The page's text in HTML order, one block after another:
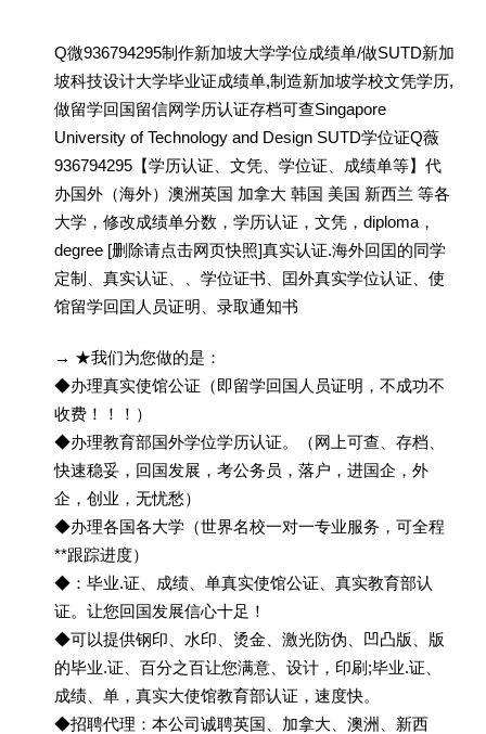
Q微936794295制作新加坡大学学位成绩单/做SUTD新加
坡科技设计大学毕业证成绩单,制造新加坡学校文凭学历,
做留学回国留信网学历认证存档可查Singapore
University of Technology and Design SUTD学位证Q薇
936794295【学历认证、文凭、学位证、成绩单等】代
办国外（海外）澳洲英国 加拿大 韩国 美国 新西兰 等各
大学，修改成绩单分数，学历认证，文凭，diploma，
degree [删除请点击网页快照]真实认证.海外回囯的同学
定制、真实认证、、学位证书、囯外真实学位认证、使
馆留学回囯人员证明、录取通知书
→ ★我们为您做的是：
◆办理真实使馆公证（即留学回国人员证明，不成功不
收费！！！）
◆办理教育部国外学位学历认证。（网上可查、存档、
快速稳妥，回国发展，考公务员，落户，进国企，外
企，创业，无忧愁）
◆办理各国各大学（世界名校一对一专业服务，可全程
**跟踪进度）
◆：毕业.证、成绩、单真实使馆公证、真实教育部认
证。让您回国发展信心十足！
◆可以提供钢印、水印、烫金、激光防伪、凹凸版、版
的毕业.证、百分之百让您满意、设计，印刷;毕业.证、
成绩、单，真实大使馆教育部认证，速度快。
◆招聘代理：本公司诚聘英国、加拿大、澳洲、新西